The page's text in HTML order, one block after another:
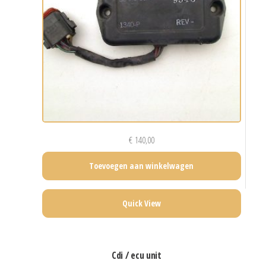
€140,00
Toevoegen aan winkelwagen
Quick View
cdi / ecu unit